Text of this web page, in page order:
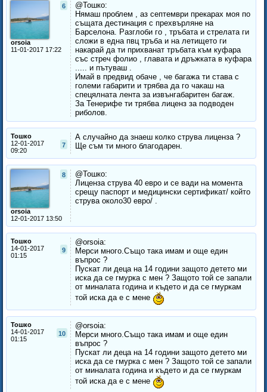
6
orsoia
11-01-2017 17:22
@Тошко:
Нямаш проблем , аз септември прекарах моя по
същата дестинация с прехвърляне на
Барселона. Разглоби го , тръбата и стрелата ги
сложи в една пвц тръба и на летището ги
накарай да ти прихванат тръбата към куфара
със стреч фолио , главата и дръжката в куфара
..... и пътуваш .
Имай в предвид обаче , че багажа ти става с
големи габарити и трябва да го чакаш на
спецялната лента за извънгабаритен багаж.
За Тенерифе ти трябва лиценз за подводен
риболов.
Тошко
7
12-01-2017
09:20
А случайно да знаеш колко струва лиценза ?
Ще съм ти много благодарен.
8
orsoia
12-01-2017 13:50
@Тошко:
Лиценза струва 40 евро и се вади на момента
срещу паспорт и медицински сертификат/ който
струва около30 евро/ .
Тошко
9
14-01-2017
01:15
@orsoia:
Мерси много.Също така имам и още един
въпрос ?
Пускат ли деца на 14 години защото детето ми
иска да се гмурка с мен ? Защото той се запали
от миналата година и където и да се гмуркам
той иска да е с мене
Тошко
10
14-01-2017
01:15
@orsoia:
Мерси много.Също така имам и още един
въпрос ?
Пускат ли деца на 14 години защото детето ми
иска да се гмурка с мен ? Защото той се запали
от миналата година и където и да се гмуркам
той иска да е с мене